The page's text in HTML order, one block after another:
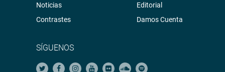
Noticias
Contrastes
Editorial
Damos Cuenta
SÍGUENOS